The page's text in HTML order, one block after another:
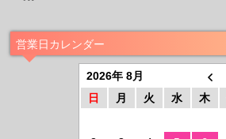
営業日カレンダー
2026年 8月
日
月 火 水 木